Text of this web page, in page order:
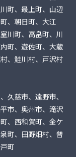
町、最上町、山辺
、朝日町、大江
川町、高畠町、川
町、遊佐町、大蔵
、鮭川村、戸沢村
久慈市、遠野市、
市、奥州市、滝沢
、西和賀町、金ケ
町、田野畑村、普
町